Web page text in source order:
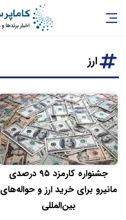
ارز
جشنواره کارمزد ۹۵ درصدی
مانیرو برای خرید ارز و حواله‌های
بین‌المللی